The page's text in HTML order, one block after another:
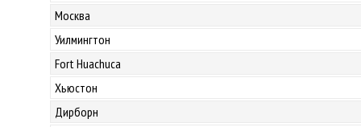
Москва
Уилмингтон
Fort Huachuca
Хьюстон
Дирборн